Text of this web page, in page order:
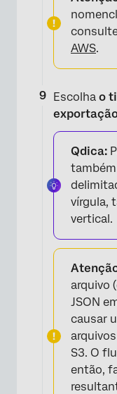
AWS.
Escolha o
Qdica:
vírgula,
vertical.
arquivo
JSON
causar
S3. O
então,